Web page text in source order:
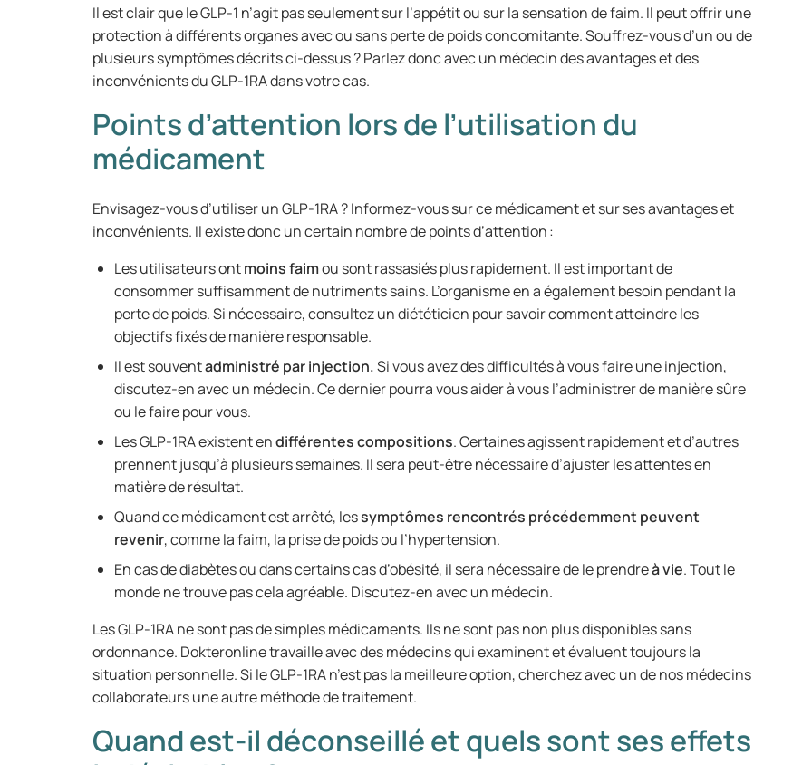
Il est clair que le GLP-1 n’agit pas seulement sur l’appétit ou sur la sensation de faim. Il peut offrir une
protection à différents organes avec ou sans perte de poids concomitante. Souffrez-vous d’un ou de
plusieurs symptômes décrits ci-dessus ? Parlez donc avec un médecin des avantages et des
inconvénients du GLP-1RA dans votre cas.
Points d’attention lors de l’utilisation du
médicament
Envisagez-vous d’utiliser un GLP-1RA ? Informez-vous sur ce médicament et sur ses avantages et
inconvénients. Il existe donc un certain nombre de points d’attention :
Les utilisateurs ontmoins faimou sont rassasiés plus rapidement. Il est important de
consommer suffisamment de nutriments sains. L’organisme en a également besoin pendant la
perte de poids. Si nécessaire, consultez un diététicien pour savoir comment atteindre les
objectifs fixés de manière responsable.
Il est souventadministré par injection.Si vous avez des difficultés à vous faire une injection,
discutez-en avec un médecin. Ce dernier pourra vous aider à vous l’administrer de manière sûre
ou le faire pour vous.
Les GLP-1RA existent endifférentes compositions. Certaines agissent rapidement et d’autres
prennent jusqu’à plusieurs semaines. Il sera peut-être nécessaire d’ajuster les attentes en
matière de résultat.
Quand ce médicament est arrêté, lessymptômes rencontrés précédemment peuvent
revenir, comme la faim, la prise de poids ou l’hypertension.
En cas de diabètes ou dans certains cas d’obésité, il sera nécessaire de le prendreà vie. Tout le
monde ne trouve pas cela agréable. Discutez-en avec un médecin.
Les GLP-1RA ne sont pas de simples médicaments. Ils ne sont pas non plus disponibles sans
ordonnance. Dokteronline travaille avec des médecins qui examinent et évaluent toujours la
situation personnelle. Si le GLP-1RA n’est pas la meilleure option, cherchez avec un de nos médecins
collaborateurs une autre méthode de traitement.
Quand est-il déconseillé et quels sont ses effets